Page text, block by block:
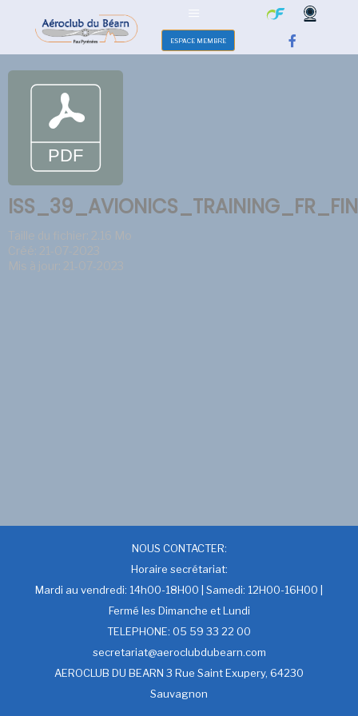
ESPACE MEMBRE
Taille du fichier: 2.16 Mo
Créé: 21-07-2023
Mis à jour: 21-07-2023
NOUS CONTACTER:
Horaire secrétariat:
Mardi au vendredi: 14h00-18H00 | Samedi: 12H00-16H00 |
Fermé les Dimanche et Lundi
TELEPHONE: 05 59 33 22 00
secretariat@aeroclubdubearn.com
AEROCLUB DU BEARN 3 Rue Saint Exupery, 64230
Sauvagnon